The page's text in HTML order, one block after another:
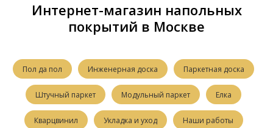
Интернет-магазин напольных
покрытий в Москве
Пол да пол Инженерная доска Паркетная доска
Штучный паркет Модульный паркет Елка
Кварцвинил Укладка и уход Наши работы